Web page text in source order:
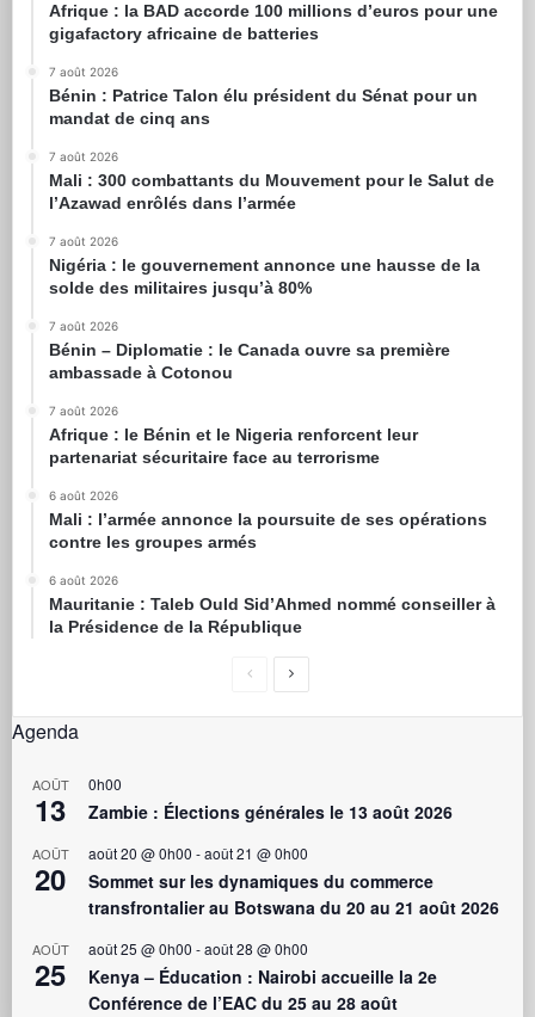
Afrique : la BAD accorde 100 millions d’euros pour une
gigafactory africaine de batteries
7 août 2026
Bénin : Patrice Talon élu président du Sénat pour un
mandat de cinq ans
7 août 2026
Mali : 300 combattants du Mouvement pour le Salut de
l’Azawad enrôlés dans l’armée
7 août 2026
Nigéria : le gouvernement annonce une hausse de la
solde des militaires jusqu’à 80%
7 août 2026
Bénin – Diplomatie : le Canada ouvre sa première
ambassade à Cotonou
7 août 2026
Afrique : le Bénin et le Nigeria renforcent leur
partenariat sécuritaire face au terrorisme
6 août 2026
Mali : l’armée annonce la poursuite de ses opérations
contre les groupes armés
6 août 2026
Mauritanie : Taleb Ould Sid’Ahmed nommé conseiller à
la Présidence de la République
Agenda
AOÛT
13
0h00
Zambie : Élections générales le 13 août 2026
AOÛT
20
août 20 @ 0h00 -août 21 @ 0h00
Sommet sur les dynamiques du commerce
transfrontalier au Botswana du 20 au 21 août 2026
AOÛT
25
août 25 @ 0h00 -août 28 @ 0h00
Kenya – Éducation : Nairobi accueille la 2e
Conférence de l’EAC du 25 au 28 août